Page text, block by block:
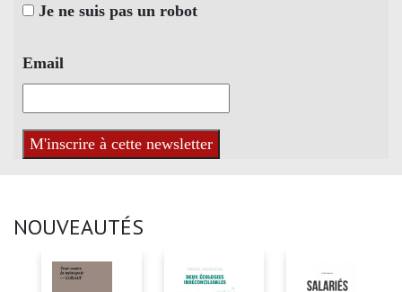
Je ne suis pas un robot
Email
NOUVEAUTÉS